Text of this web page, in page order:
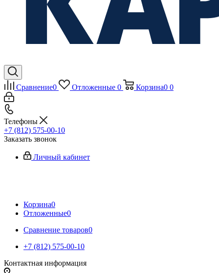
Сравнение0 Отложенные 0 Корзина0 0
Телефоны
+7 (812) 575-00-10
Заказать звонок
Личный кабинет
Корзина0
Отложенные0
Сравнение товаров0
+7 (812) 575-00-10
Контактная информация